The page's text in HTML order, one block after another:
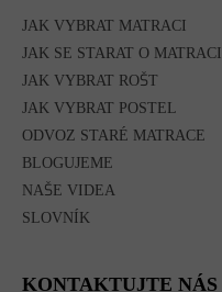
JAK VYBRAT MATRACI
JAK SE STARAT O MATRACI
JAK VYBRAT ROŠT
JAK VYBRAT POSTEL
ODVOZ STARÉ MATRACE
BLOGUJEME
NAŠE VIDEA
SLOVNÍK
KONTAKTUJTE NÁS